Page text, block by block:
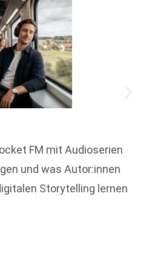
FM mit Audioserien
und was Autor:innen
Storytelling lernen